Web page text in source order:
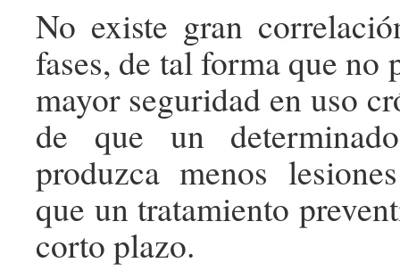
No existe gran
fases, de tal forma que no
mayor seguridad en uso
de que un
produzca menos
que un tratamiento
corto plazo.